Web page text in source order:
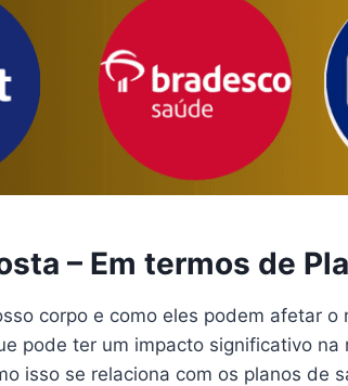
– Em termos de
corpo e como eles podem afetar o
pode ter um impacto significativo na
isso se relaciona com os planos de